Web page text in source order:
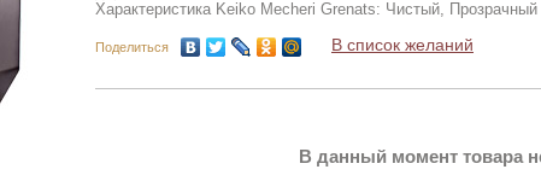
Характеристика Keiko Mecheri Grenats: Чистый, Прозрачный
Поделиться В список желаний
В данный момент товара